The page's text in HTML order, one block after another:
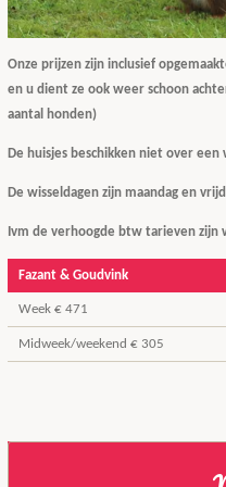
Onze prijzen zijn inclusief
en u dient ze ook weer schoon
aantal honden)
De huisjes beschikken niet over
De wisseldagen zijn maandag en
Ivm de verhoogde btw tarieven
Fazant & Goudvink
Week € 471
Midweek/weekend € 305